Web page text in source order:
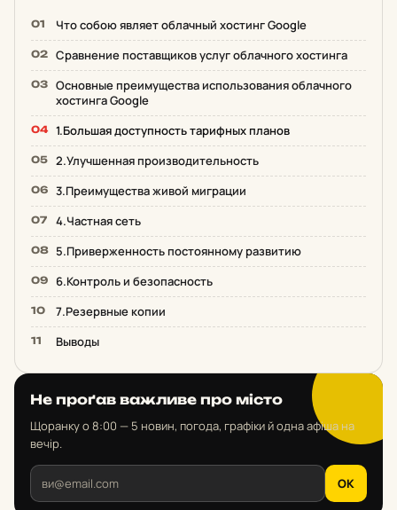
Что собою являет облачный хостинг Google
Сравнение поставщиков услуг облачного хостинга
Основные преимущества использования облачного
хостинга Google
1.Большая доступность тарифных планов
2.Улучшенная производительность
3.Преимущества живой миграции
4.Частная сеть
5.Приверженность постоянному развитию
6.Контроль и безопасность
7.Резервные копии
Выводы
Не проґав важливе про місто
Щоранку о 8:00 — 5 новин, погода, графіки й одна афіша на
вечір.
OK